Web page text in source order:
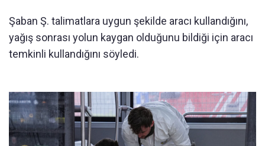
Şaban Ş. talimatlara uygun şekilde aracı kullandığını,
yağış sonrası yolun kaygan olduğunu bildiği için aracı
temkinli kullandığını söyledi.